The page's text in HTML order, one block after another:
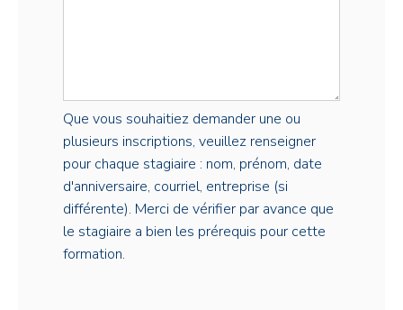
Que vous souhaitiez demander une ou
plusieurs inscriptions, veuillez renseigner
pour chaque stagiaire : nom, prénom, date
d'anniversaire, courriel, entreprise (si
différente). Merci de vérifier par avance que
le stagiaire a bien les prérequis pour cette
formation.